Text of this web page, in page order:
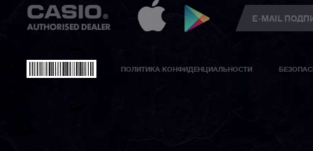
ПОЛИТИКА КОНФИДЕНЦИАЛЬНОСТИ